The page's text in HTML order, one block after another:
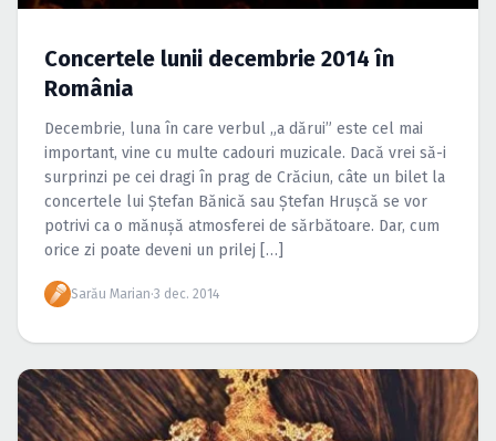
Caută în site...
Concertele lunii decembrie 2014 în
România
Decembrie, luna în care verbul „a dărui” este cel mai
important, vine cu multe cadouri muzicale. Dacă vrei să-i
surprinzi pe cei dragi în prag de Crăciun, câte un bilet la
concertele lui Ştefan Bănică sau Ştefan Hruşcă se vor
potrivi ca o mănuşă atmosferei de sărbătoare. Dar, cum
orice zi poate deveni un prilej […]
Sarău Marian·3 dec. 2014